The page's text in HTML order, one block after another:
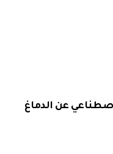
عن الدماغ